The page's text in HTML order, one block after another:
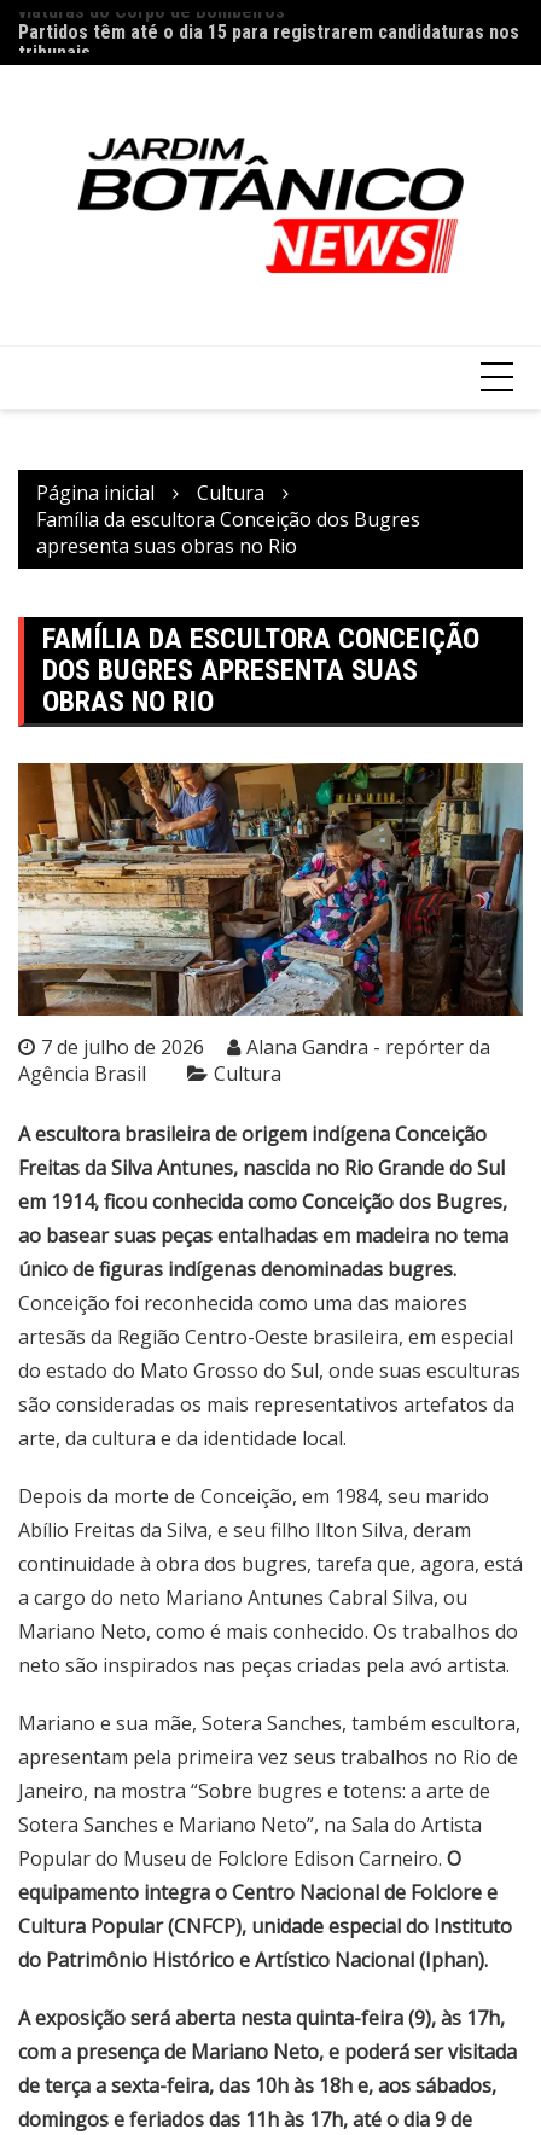
para
o
Partidos têm até o dia 15 para registrarem candidaturas nos
tribunais
Página inicial
Cultura
Família da escultora Conceição dos Bugres
apresenta suas obras no Rio
FAMÍLIA DA ESCULTORA CONCEIÇÃO
DOS BUGRES APRESENTA SUAS
OBRAS NO RIO
7 de julho de 2026
Alana Gandra - repórter da
Agência Brasil
Cultura
A escultora brasileira de origem indígena Conceição
Freitas da Silva Antunes, nascida no Rio Grande do Sul
em 1914, ficou conhecida como Conceição dos Bugres,
ao basear suas peças entalhadas em madeira no tema
único de figuras indígenas denominadas bugres.
Conceição foi reconhecida como uma das maiores
artesãs da Região Centro-Oeste brasileira, em especial
do estado do Mato Grosso do Sul, onde suas esculturas
são consideradas os mais representativos artefatos da
arte, da cultura e da identidade local.
Depois da morte de Conceição, em 1984, seu marido
Abílio Freitas da Silva, e seu filho Ilton Silva, deram
continuidade à obra dos bugres, tarefa que, agora, está
a cargo do neto Mariano Antunes Cabral Silva, ou
Mariano Neto, como é mais conhecido. Os trabalhos do
neto são inspirados nas peças criadas pela avó artista.
Mariano e sua mãe, Sotera Sanches, também escultora,
apresentam pela primeira vez seus trabalhos no Rio de
Janeiro, na mostra “Sobre bugres e totens: a arte de
Sotera Sanches e Mariano Neto”, na Sala do Artista
Popular do Museu de Folclore Edison Carneiro. O
equipamento integra o Centro Nacional de Folclore e
Cultura Popular (CNFCP), unidade especial do Instituto
do Patrimônio Histórico e Artístico Nacional (Iphan).
A exposição será aberta nesta quinta-feira (9), às 17h,
com a presença de Mariano Neto, e poderá ser visitada
de terça a sexta-feira, das 10h às 18h e, aos sábados,
domingos e feriados das 11h às 17h, até o dia 9 de